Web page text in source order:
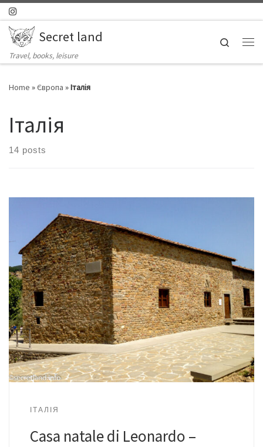
Skip to content
Secret land
Travel, books, leisure
Search
Home »Європа »Італія
Італія
14 posts
ІТАЛІЯ
Casa natale di Leonardo –